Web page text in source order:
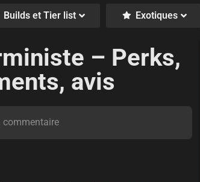
Builds et Tier list Exotiques
– Perks,
avis
commentaire